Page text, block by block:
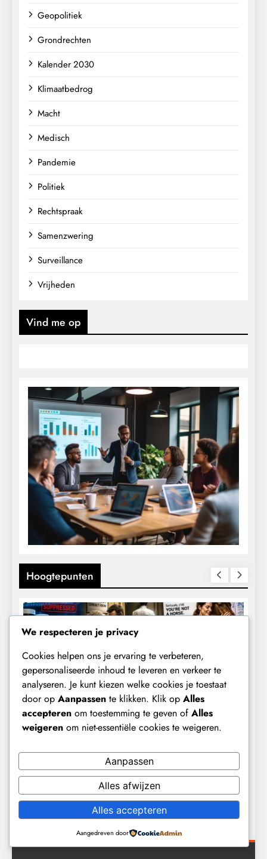
Geopolitiek
Grondrechten
Kalender 2030
Klimaatbedrog
Macht
Medisch
Pandemie
Politiek
Rechtspraak
Samenzwering
Surveillance
Vrijheden
Vind me op
Hoogtepunten
CENSUUR CONTROLE
De medicatie die volgens sommige
kankerpatiënten verborgen blijft voor
hun eigen arts.
1 dag geleden
We respecteren je privacy
Cookies helpen ons je ervaring te verbeteren,
gepersonaliseerde inhoud te leveren en verkeer te
analyseren. Je kunt kiezen welke cookies je toestaat
door op Aanpassen te klikken. Klik op Alles
accepteren om toestemming te geven of Alles
weigeren om niet-essentiële cookies te weigeren.
Aanpassen
Alles afwijzen
Alles accepteren
Aangedreven door